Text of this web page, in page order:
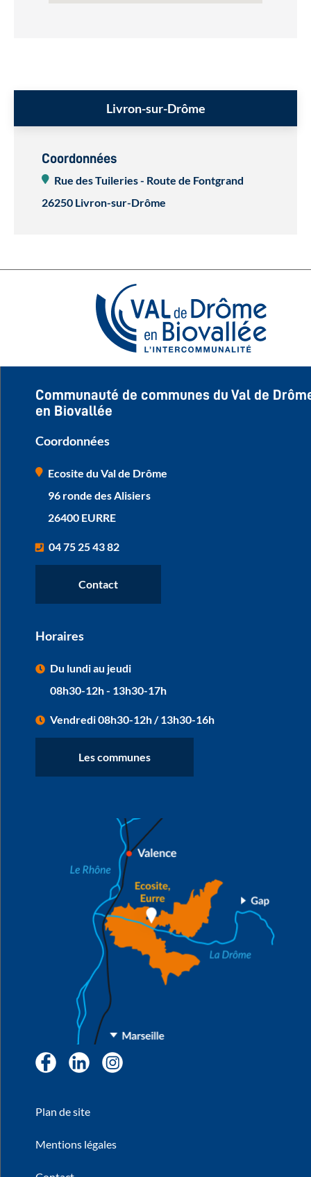
Livron-sur-Drôme
Coordonnées
Rue des Tuileries - Route de Fontgrand
26250 Livron-sur-Drôme
Communauté de communes du Val de
en Biovallée
Coordonnées
Ecosite du Val de Drôme
96 ronde des Alisiers
26400 EURRE
04 75 25 43 82
Contact
Horaires
Du lundi au jeudi
08h30-12h - 13h30-17h
Vendredi 08h30-12h / 13h30-16h
Les communes
FacebookLinkedIn
Plan de site
Mentions légales